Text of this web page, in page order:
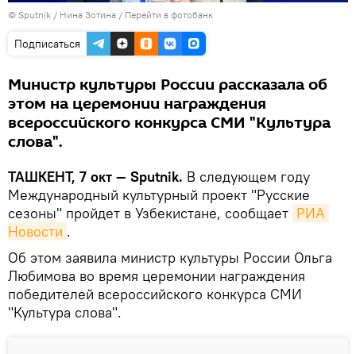
© Sputnik / Нина Зотина / Перейти в фотобанк
Подписаться
Министр культуры России рассказала об
этом на церемонии награждения
всероссийского конкурса СМИ "Культура
слова".
ТАШКЕНТ, 7 окт — Sputnik. В следующем году
Международный культурный проект "Русские
сезоны" пройдет в Узбекистане, сообщает РИА
Новости .
Об этом заявила министр культуры России Ольга
Любимова во время церемонии награждения
победителей всероссийского конкурса СМИ
"Культура слова".